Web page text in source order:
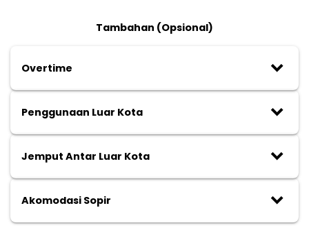
Tambahan (Opsional)
Overtime keyboard_arrow_down
Penggunaan Luar Kota keyboard_arrow_down
Jemput Antar Luar Kota keyboard_arrow_down
Akomodasi Sopir keyboard_arrow_down